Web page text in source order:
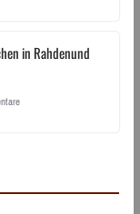
in Rahdenund